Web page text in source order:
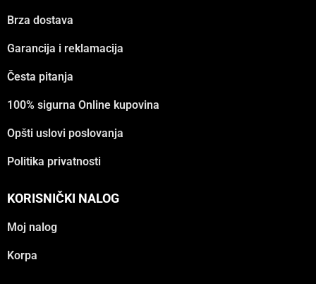
Brza dostava
Garancija i reklamacija
Česta pitanja
100% sigurna Online kupovina
Opšti uslovi poslovanja
Politika privatnosti
KORISNIČKI NALOG
Moj nalog
Korpa